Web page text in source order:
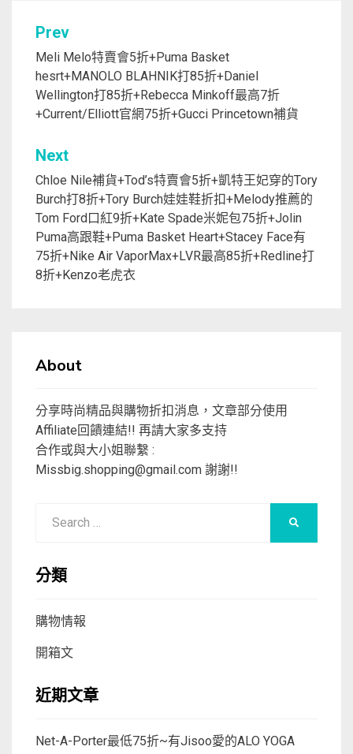
文
章
導
覽
Prev
Meli Melo特賣會5折+Puma Basket
hesrt+MANOLO BLAHNIK打85折+Daniel
Wellington打85折+Rebecca Minkoff最高7折
+Current/Elliott官網75折+Gucci Princetown補貨
Next
Chloe Nile補貨+Tod’s特賣會5折+凱特王妃穿的Tory
Burch打8折+Tory Burch娃娃鞋折扣+Melody推薦的
Tom Ford口紅9折+Kate Spade米妮包75折+Jolin
Puma高跟鞋+Puma Basket Heart+Stacey Face有
75折+Nike Air VaporMax+LVR最高85折+Redline打
8折+Kenzo老虎衣
About
分享時尚精品與購物折扣消息，文章部分使用
Affiliate回饋連結!! 再請大家多支持
合作或與大小姐聯繫 :
Missbig.shopping@gmail.com 謝謝!!
分類
購物情報
開箱文
近期文章
Net-A-Porter最低75折~有Jisoo愛的ALO YOGA